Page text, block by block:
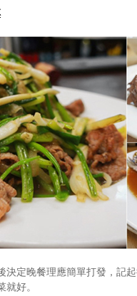
決定晚餐理應簡單打發，記
好。